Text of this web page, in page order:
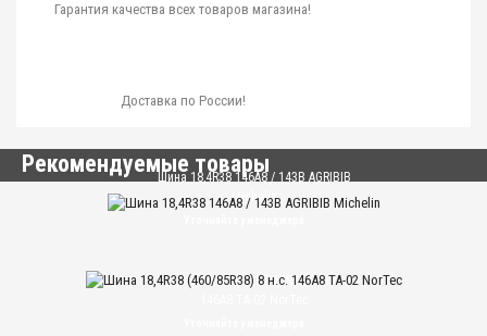
Гарантия качества всех товаров магазина!
Доставка по России!
Рекомендуемые товары
Шина 18,4R38 146A8 / 143B AGRIBIB
Michelin
Шина 18,4R38 (460/85R38) 8 н.с.